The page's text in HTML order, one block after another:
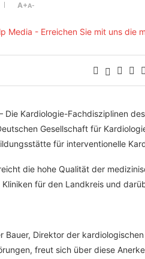
A+A-
Die Kardiologie-Fachdisziplinen
Gesellschaft für
für interventionelle
die hohe Qualität der
für den Landkreis und
Bauer, Direktor der
freut sich über diese